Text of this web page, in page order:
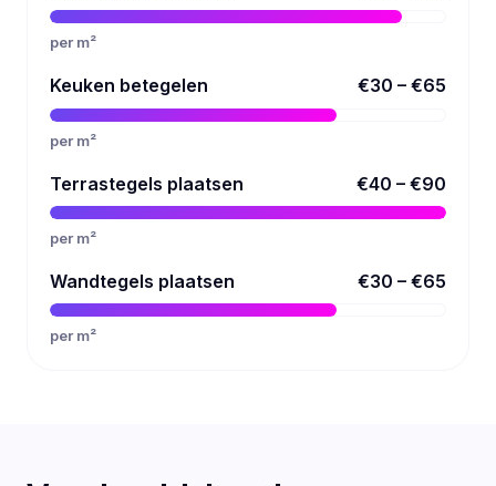
per m²
Keuken betegelen €30 – €65
per m²
Terrastegels plaatsen €40 – €90
per m²
Wandtegels plaatsen €30 – €65
per m²